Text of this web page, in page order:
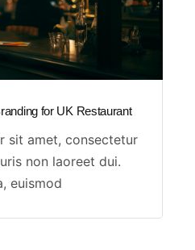
for UK Restaurant
sit amet, consectetur
non laoreet dui.
euismod